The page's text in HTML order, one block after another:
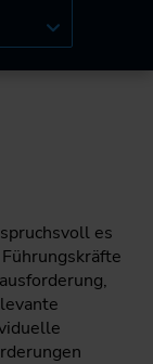
es